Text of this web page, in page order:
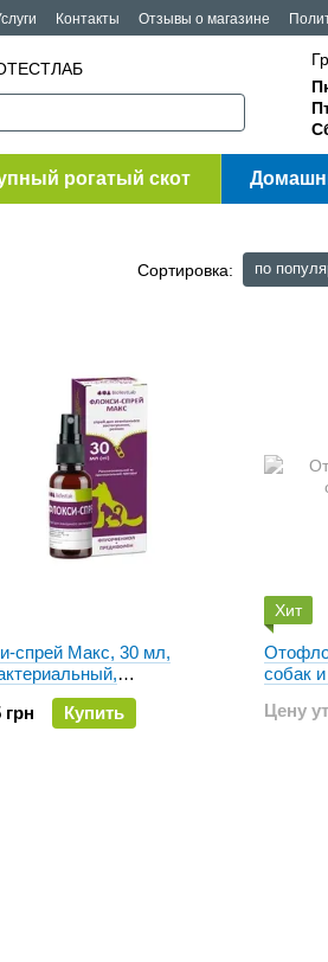
Контакты Отзывы о магазине
рогатый скот
Сортировка: по
спрей Макс, 30 мл,
спрей для
собак.
грн Купить
Хит
собак
Цену